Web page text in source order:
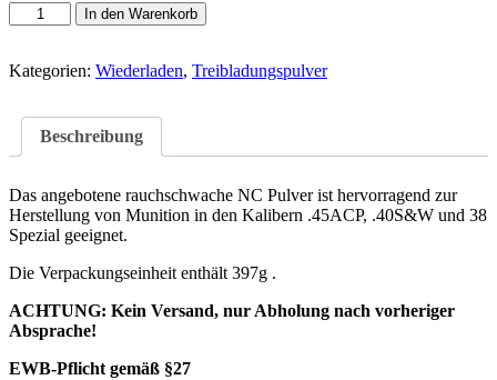
Hodgdon
Clays
Pulver
In den Warenkorb
Kategorien: Wiederladen, Treibladungspulver
Beschreibung
Das angebotene rauchschwache NC Pulver ist hervorragend zur
Herstellung von Munition in den Kalibern .45ACP, .40S&W und 38
Spezial geeignet.
Die Verpackungseinheit enthält 397g .
ACHTUNG: Kein Versand, nur Abholung nach vorheriger
Absprache!
EWB-Pflicht gemäß §27